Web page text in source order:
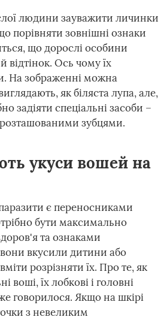
людини зауважити личинки
порівняти зовнішні ознаки
що дорослі особини
Ось чому їх
На зображенні можна
як біляста лупа, але,
задіяти спеціальні засоби –
розташованими зубцями.
укуси вошей на
є переносниками
бути максимально
та ознаками
вкусили дитини або
розрізняти їх. Про те, як
воші, їх лобкові і головні
говорилося. Якщо на шкірі
з невеликим